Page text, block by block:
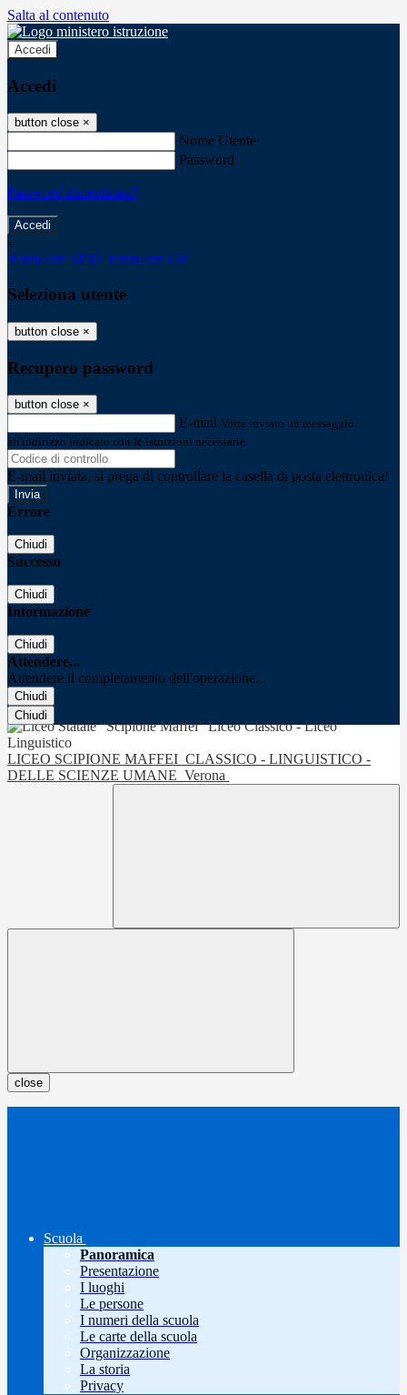
Salta al contenuto
Accedi
Accedi
button close ×
Nome Utente
Password
Password dimenticata?
-
Entra con SPID Entra con CIE
Seleziona utente
button close ×
Recupero password
button close ×
E-mail Verrà inviato un messaggio
all'indirizzo indicato con le istruzioni necessarie.
E-mail inviata, si prega di controllare la casella di posta elettronica!
Errore
Chiudi
Successo
Chiudi
Informazione
Chiudi
Attendere...
Attendere il completamento dell'operazione...
Chiudi
Chiudi
LICEO SCIPIONE MAFFEI CLASSICO - LINGUISTICO -
DELLE SCIENZE UMANE Verona
close
Scuola
Panoramica
Presentazione
I luoghi
Le persone
I numeri della scuola
Le carte della scuola
Organizzazione
La storia
Privacy